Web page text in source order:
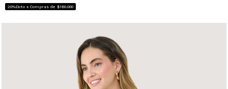
20%Dcto x Compras de $160.000